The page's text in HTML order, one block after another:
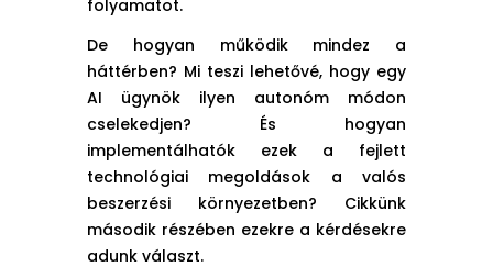
folyamatot.
De hogyan működik mindez a
háttérben? Mi teszi lehetővé, hogy egy
AI ügynök ilyen autonóm módon
cselekedjen? És hogyan
implementálhatók ezek a fejlett
technológiai megoldások a valós
beszerzési környezetben? Cikkünk
második részében ezekre a kérdésekre
adunk választ.